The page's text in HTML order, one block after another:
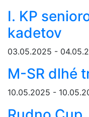
I. KP
kadetov
03.05.2025 -
M-SR dlhé
10.05.2025 -